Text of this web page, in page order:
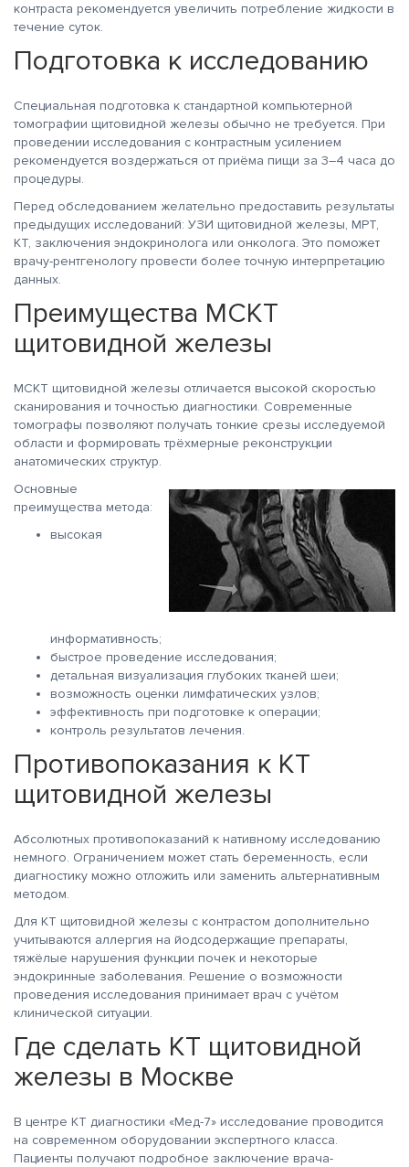
контраста рекомендуется увеличить потребление жидкости в
течение суток.
Подготовка к исследованию
Специальная подготовка к стандартной компьютерной
томографии щитовидной железы обычно не требуется. При
проведении исследования с контрастным усилением
рекомендуется воздержаться от приёма пищи за 3–4 часа до
процедуры.
Перед обследованием желательно предоставить результаты
предыдущих исследований: УЗИ щитовидной железы, МРТ,
КТ, заключения эндокринолога или онколога. Это поможет
врачу-рентгенологу провести более точную интерпретацию
данных.
Преимущества МСКТ
щитовидной железы
МСКТ щитовидной железы отличается высокой скоростью
сканирования и точностью диагностики. Современные
томографы позволяют получать тонкие срезы исследуемой
области и формировать трёхмерные реконструкции
анатомических структур.
Основные
преимущества метода:
высокая
информативность;
быстрое проведение исследования;
детальная визуализация глубоких тканей шеи;
возможность оценки лимфатических узлов;
эффективность при подготовке к операции;
контроль результатов лечения.
Противопоказания к КТ
щитовидной железы
Абсолютных противопоказаний к нативному исследованию
немного. Ограничением может стать беременность, если
диагностику можно отложить или заменить альтернативным
методом.
Для КТ щитовидной железы с контрастом дополнительно
учитываются аллергия на йодсодержащие препараты,
тяжёлые нарушения функции почек и некоторые
эндокринные заболевания. Решение о возможности
проведения исследования принимает врач с учётом
клинической ситуации.
Где сделать КТ щитовидной
железы в Москве
В центре КТ диагностики «Мед-7» исследование проводится
на современном оборудовании экспертного класса.
Пациенты получают подробное заключение врача-